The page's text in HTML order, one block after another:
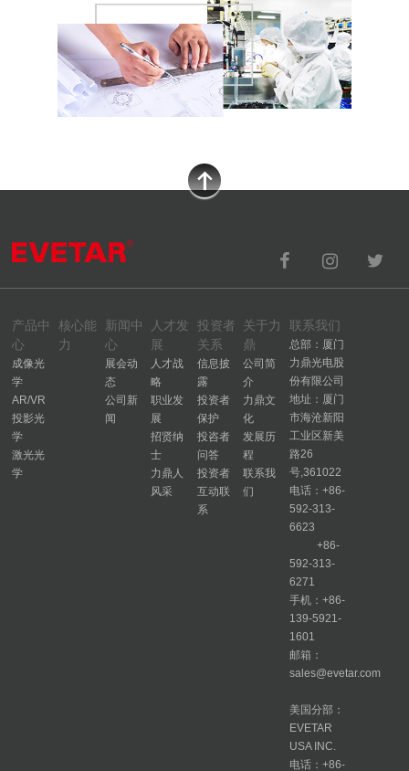
产品中
心
成像光
学
AR/VR
投影光
学
激光光
学
核心能
力
新闻中
心
展会动
态
公司新
闻
人才发
展
人才战
略
职业发
展
招贤纳
士
力鼎人
风采
投资者
关系
信息披
露
投资者
保护
投咨者
问答
投资者
互动联
系
关于力
鼎
公司简
介
力鼎文
化
发展历
程
联系我
们
联系我们
总部：厦门
力鼎光电股
份有限公司
地址：厦门
市海沧新阳
工业区新美
路26
号,361022
电话：+86-
592-313-
6623
+86-
592-313-
6271
手机：+86-
139-5921-
1601
邮箱：
sales@evetar.com
美国分部：
EVETAR
USA INC.
电话：+86-